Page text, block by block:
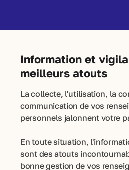
Information et
meilleurs atouts
La collecte, l'utilisation, la
communication de vos
personnels jalonnent votre
En toute situation,
sont des atouts
bonne gestion de vos